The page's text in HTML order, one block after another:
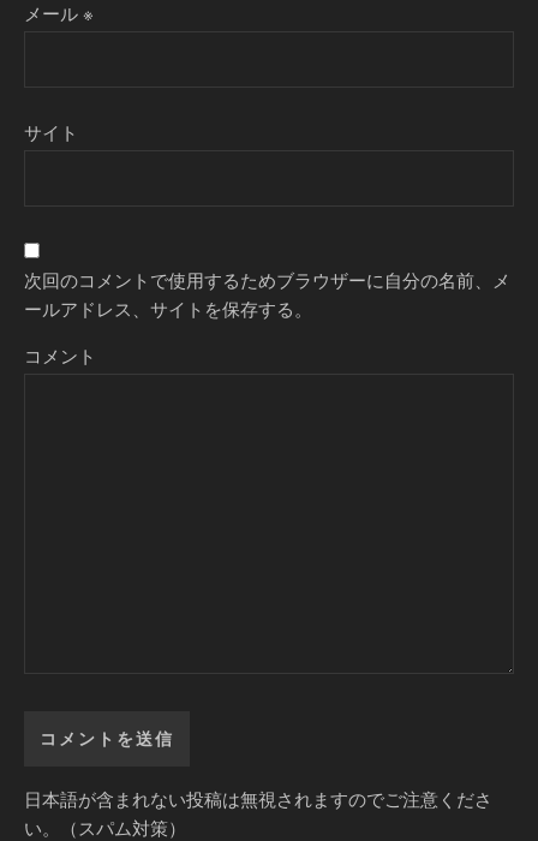
メール※
サイト
次回のコメントで使用するためブラウザーに自分の名前、メ
ールアドレス、サイトを保存する。
コメント
日本語が含まれない投稿は無視されますのでご注意くださ
い。（スパム対策）